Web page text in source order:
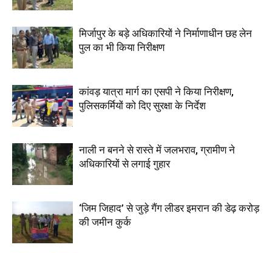
मिर्जापुर के बड़े अधिकारियों ने निर्माणाधीन छह लेन
पुल का भी किया निरीक्षण
कांवड़ यात्रा मार्ग का एसपी ने किया निरीक्षण,
पुलिसकर्मियों को दिए सुरक्षा के निर्देश
नाली न बनने से रास्ते में जलभराव, ग्रामीण ने
अधिकारियों से लगाई गुहार
‘जिम जिहाद’ से जुड़े गैंग लीडर इमरान की डेढ़ करोड़
की जमीन कुर्क